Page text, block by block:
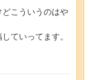
こういうのはや
ていってます。